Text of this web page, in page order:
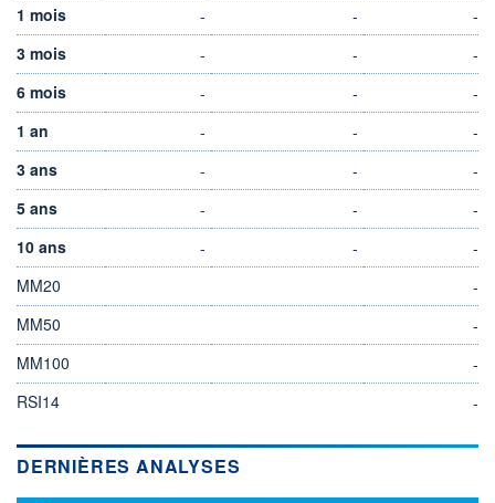
1 mois
- -
-
3 mois
- -
-
6 mois
- -
-
1 an
- -
-
3 ans
- -
-
5 ans
- -
-
10 ans
- -
-
MM20
-
MM50
-
MM100
-
RSI14
-
DERNIÈRES ANALYSES